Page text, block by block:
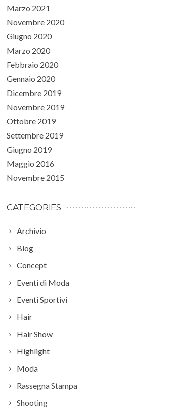
Marzo 2021
Novembre 2020
Giugno 2020
Marzo 2020
Febbraio 2020
Gennaio 2020
Dicembre 2019
Novembre 2019
Ottobre 2019
Settembre 2019
Giugno 2019
Maggio 2016
Novembre 2015
CATEGORIES
Archivio
Blog
Concept
Eventi di Moda
Eventi Sportivi
Hair
Hair Show
Highlight
Moda
Rassegna Stampa
Shooting